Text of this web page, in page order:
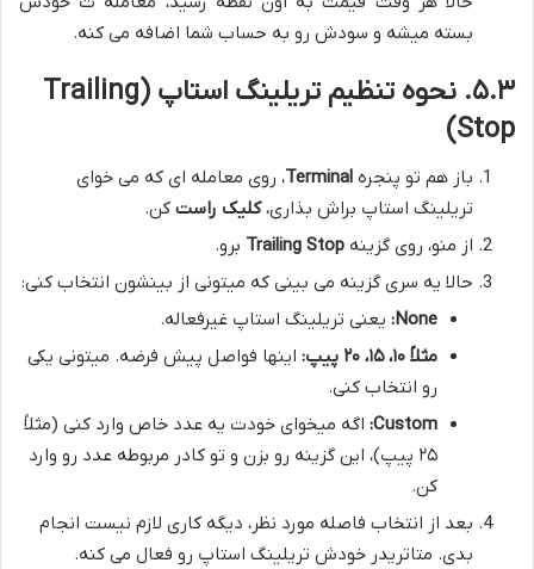
بسته میشه و سودش رو به حساب شما اضافه می کنه.
۵.۳. نحوه تنظیم تریلینگ استاپ (Trailing
Stop)
باز هم تو پنجره Terminal، روی معامله ای که می خوای
تریلینگ استاپ براش بذاری،کلیک راست کن.
از منو، روی گزینه Trailing Stop برو.
حالا یه سری گزینه می بینی که میتونی از بینشون انتخاب کنی:
None: یعنی تریلینگ استاپ غیرفعاله.
مثلاً ۱۰، ۱۵، ۲۰ پیپ:
اینها فواصل پیش فرضه. میتونی یکی
رو انتخاب کنی.
Custom: اگه میخوای خودت یه عدد خاص وارد کنی (مثلاً
۲۵ پیپ)، این گزینه رو بزن و تو کادر مربوطه عدد رو وارد
کن.
بعد از انتخاب فاصله مورد نظر، دیگه کاری لازم نیست انجام
بدی. متاتریدر خودش تریلینگ استاپ رو فعال می کنه.